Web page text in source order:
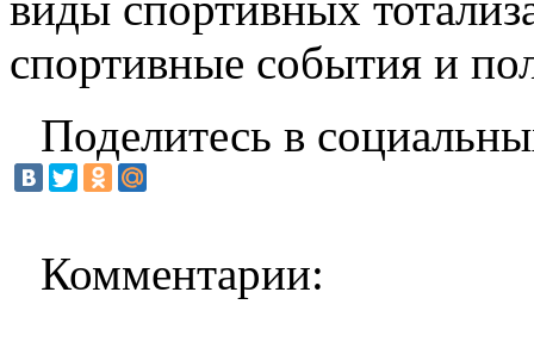
спортивные события и
Поделитесь в
Комментарии: